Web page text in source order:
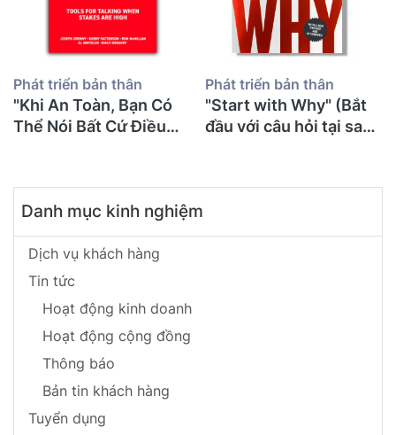
Phát triển bản thân
"Khi An Toàn, Bạn Có
Thể Nói Bất Cứ Điều
Conversations" Và Ước
Gì Mình Biết Điều Này
Sớm Hơn Để Không
Suýt Mất Con
Phát triển bản thân
"Start with Why" (Bắt
đầu với câu hỏi tại sao)
Danh mục kinh nghiệm
Dịch vụ khách hàng
Tin tức
Hoạt động kinh doanh
Hoạt động cộng đồng
Thông báo
Bản tin khách hàng
Tuyển dụng